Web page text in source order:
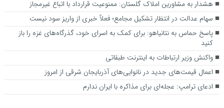
هشدار به مشاورین املاک گلستان: ممنوعیت قرارداد با اتباع غیرمجاز
سهام عدالت در انتظار تشکیل مجامع؛ فعلاً خبری از واریز سود نیست
پاسخ حماس به نتانیاهو: برای کمک به اسرای خود، گذرگاه‌های غزه را باز
کنید
واکنش وزیر ارتباطات به اینترنت طبقاتی
اعمال قیمت‌های جدید در نانوایی‌های آذربایجان شرقی از امروز
ادعای ترامپ: عجله‌ای برای مذاکره با ایران ندارم